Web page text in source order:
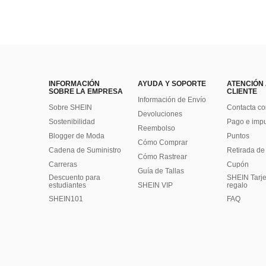
INFORMACIÓN
SOBRE LA EMPRESA
Sobre SHEIN
Sostenibilidad
Blogger de Moda
Cadena de Suministro
Carreras
Descuento para
estudiantes
SHEIN101
AYUDA Y SOPORTE
Información de Envío
Devoluciones
Reembolso
Cómo Comprar
Cómo Rastrear
Guía de Tallas
SHEIN VIP
ATENCIÓN
CLIENTE
Contacta
Pago e
Puntos
Retirada
Cupón
SHEIN
regalo
FAQ